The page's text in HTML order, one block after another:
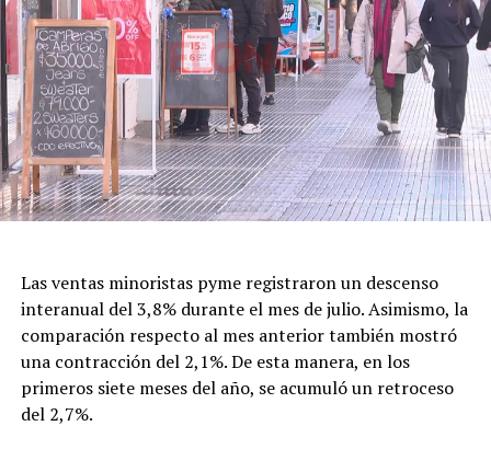
debate. En 2020, Gabriel Lerner, entonces secretario
Nacional de Niñez, Adolescencia y Familia, había
planteado reemplazar la expresión “Día del Niño” con el
argumento de promover una mirada que contemplara la
diversidad de la niñez.
Con el nuevo decreto, la gestión de Milei decidió
recuperar formalmente la denominación tradicional,
Las ventas minoristas pyme registraron un descenso
interanual del 3,8% durante el mes de julio. Asimismo, la
comparación respecto al mes anterior también mostró
una contracción del 2,1%. De esta manera, en los
primeros siete meses del año, se acumuló un retroceso
del 2,7%.